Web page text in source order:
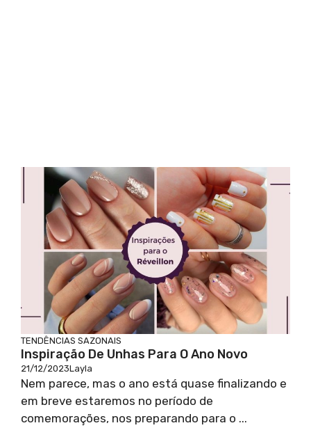
TENDÊNCIAS SAZONAIS
Inspiração De Unhas Para O Ano Novo
21/12/2023Layla
Nem parece, mas o ano está quase finalizando e
em breve estaremos no período de
comemorações, nos preparando para o ...